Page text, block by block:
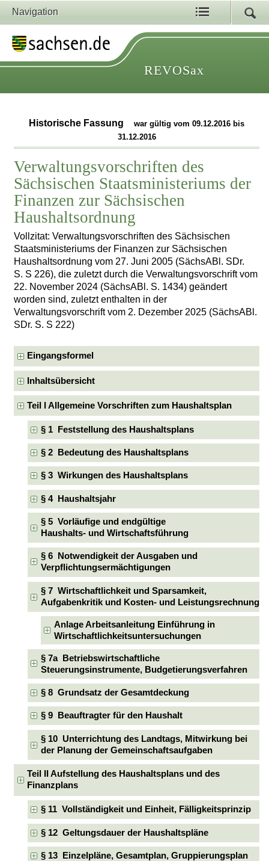
Navigation
REVOSax
Historische Fassung
war gültig vom 09.12.2016 bis
31.12.2016
Verwaltungsvorschriften des
Sächsischen Staatsministeriums der
Finanzen zur Sächsischen
Haushaltsordnung
Vollzitat: Verwaltungsvorschriften des Sächsischen
Staatsministeriums der Finanzen zur Sächsischen
Haushaltsordnung vom 27. Juni 2005 (SächsABl. SDr.
S. S 226), die zuletzt durch die Verwaltungsvorschrift vom
22. November 2024 (SächsABl. S. 1434) geändert
worden sind, zuletzt enthalten in der
Verwaltungsvorschrift vom 2. Dezember 2025 (SächsABl.
SDr. S. S 222)
Eingangsformel
Inhaltsübersicht
Teil l Allgemeine Vorschriften zum Haushaltsplan
§ 1 Feststellung des Haushaltsplans
§ 2 Bedeutung des Haushaltsplans
§ 3 Wirkungen des Haushaltsplans
§ 4 Haushaltsjahr
§ 5 Vorläufige und endgültige
Haushalts- und Wirtschaftsführung
§ 6 Notwendigkeit der Ausgaben und
Verpflichtungsermächtigungen
§ 7 Wirtschaftlichkeit und Sparsamkeit,
Aufgabenkritik und Kosten- und Leistungsrechnung
Anlage Arbeitsanleitung Einführung in
Wirtschaftlichkeitsuntersuchungen
§ 7a Betriebswirtschaftliche
Steuerungsinstrumente, Budgetierungsverfahren
§ 8 Grundsatz der Gesamtdeckung
§ 9 Beauftragter für den Haushalt
§ 10 Unterrichtung des Landtags, Mitwirkung bei
der Planung der Gemeinschaftsaufgaben
Teil II Aufstellung des Haushaltsplans und des
Finanzplans
§ 11 Vollständigkeit und Einheit, Fälligkeitsprinzip
§ 12 Geltungsdauer der Haushaltspläne
§ 13 Einzelpläne, Gesamtplan, Gruppierungsplan